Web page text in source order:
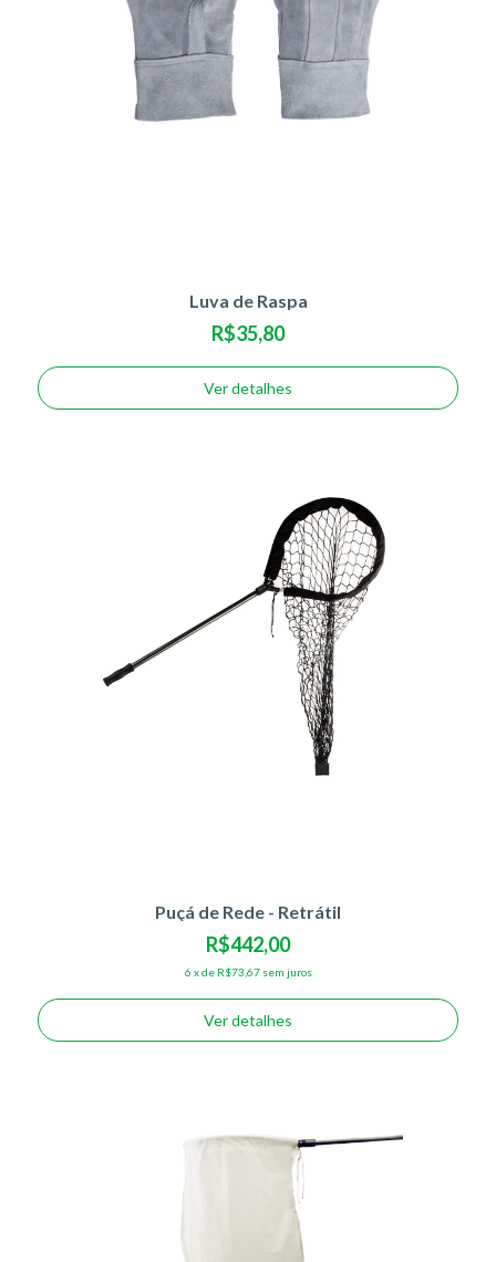
Luva de Raspa
R$35,80
Ver detalhes
Puçá de Rede - Retrátil
R$442,00
6 xde R$73,67 sem juros
Ver detalhes